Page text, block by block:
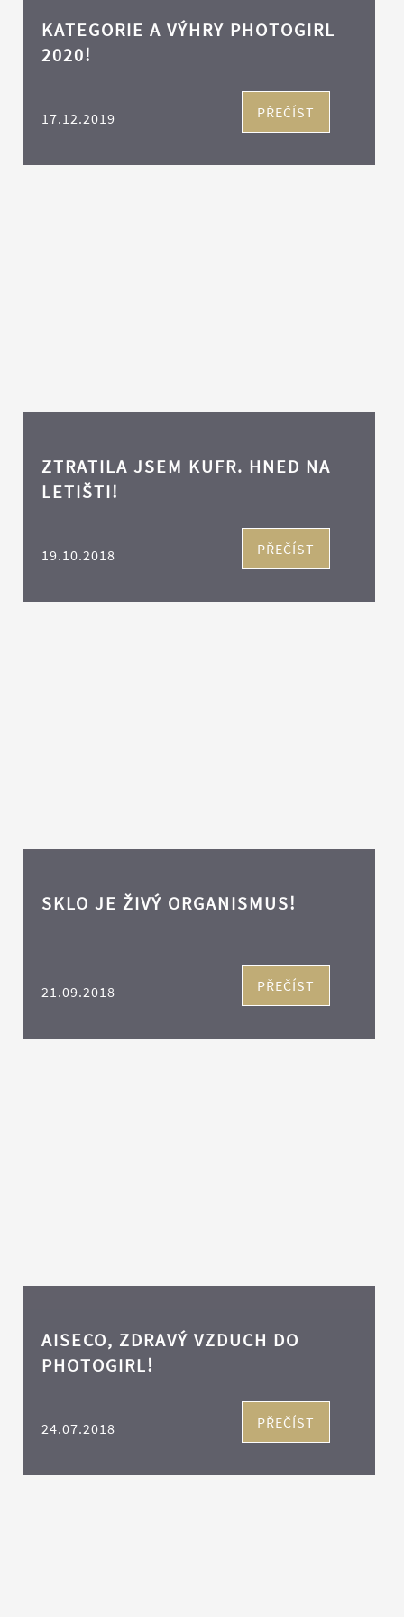
KATEGORIE A VÝHRY PHOTOGIRL
2020!
17.12.2019 PŘEČÍST
ZTRATILA JSEM KUFR. HNED NA
LETIŠTI!
19.10.2018 PŘEČÍST
SKLO JE ŽIVÝ ORGANISMUS!
21.09.2018 PŘEČÍST
AISECO, ZDRAVÝ VZDUCH DO
PHOTOGIRL!
24.07.2018 PŘEČÍST